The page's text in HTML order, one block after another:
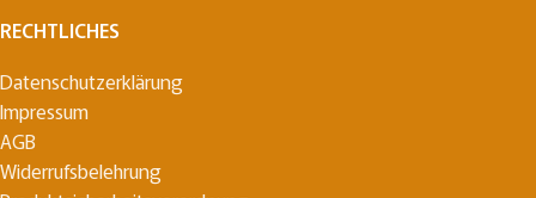
RECHTLICHES
Datenschutzerklärung
Impressum
AGB
Widerrufsbelehrung